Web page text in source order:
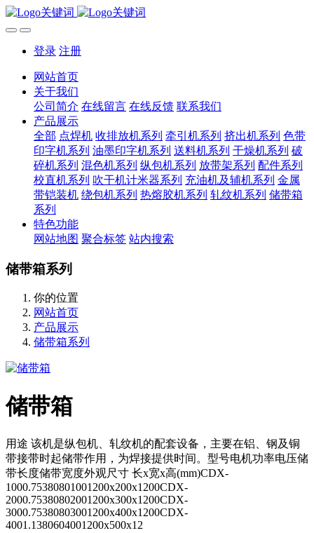
登录 注册
网站首页
关于我们
公司简介 在线留言 在线反馈 联系我们
产品展示
全部 点焊机 收排放机系列 牵引机系列 挤出机系列 色带
印字机系列 油墨印字机系列 送料机系列 干燥机系列 破
碎机系列 混色机系列 纵包机系列 放带架系列 配件系列
校直机系列 吹干机计米器系列 充油机及辅机系列 金属
带铠装机 绕包机系列 热熔胶机系列 轧纹机系列 储带箱
系列
特色功能
网站地图 聚合标签 站内搜索
储带箱系列
你的位置
网站首页
产品展示
储带箱系列
储带箱
用途 该机是纵包机、轧纹机的配套设备，主要在铝、钢及铜
带接带时起储带作用，为焊接提供时间。型号电机功率电压储
带长度储带宽度外观尺寸 长x宽x高(mm)CDX-
1000.75380801001200x200x1200CDX-
2000.75380802001200x300x1200CDX-
3000.75380803001200x400x1200CDX-
4001.1380604001200x500x12